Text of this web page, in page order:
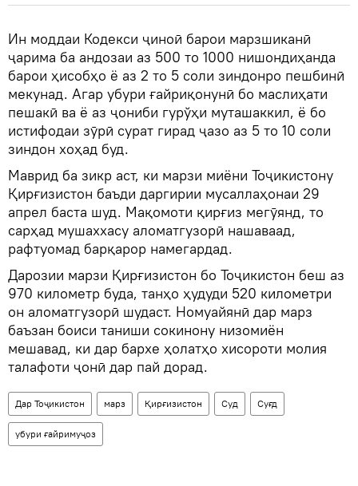
Ин моддаи Кодекси ҷиноӣ барои марзшиканӣ
ҷарима ба андозаи аз 500 то 1000 нишондиҳанда
барои ҳисобҳо ё аз 2 то 5 соли зиндонро пешбинӣ
мекунад. Агар убури ғайриқонунӣ бо маслиҳати
пешакӣ ва ё аз ҷониби гурўҳи муташаккил, ё бо
истифодаи зӯрӣ сурат гирад ҷазо аз 5 то 10 соли
зиндон хоҳад буд.
Маврид ба зикр аст, ки марзи миёни Тоҷикистону
Қирғизистон баъди даргирии мусаллаҳонаи 29
апрел баста шуд. Мақомоти қирғиз мегӯянд, то
сарҳад мушаххасу аломатгузорӣ нашаваад,
рафтуомад барқарор намегардад.
Дарозии марзи Қирғизистон бо Тоҷикистон беш аз
970 километр буда, танҳо ҳудуди 520 километри
он аломатгузорӣ шудаст. Номуайянӣ дар марз
баъзан боиси таниши сокинону низомиён
мешавад, ки дар бархе ҳолатҳо хисороти молия
талафоти ҷонӣ дар пай дорад.
Дар Тоҷикистон марз Қирғизистон Суд Суғд
убури ғайримуҷоз